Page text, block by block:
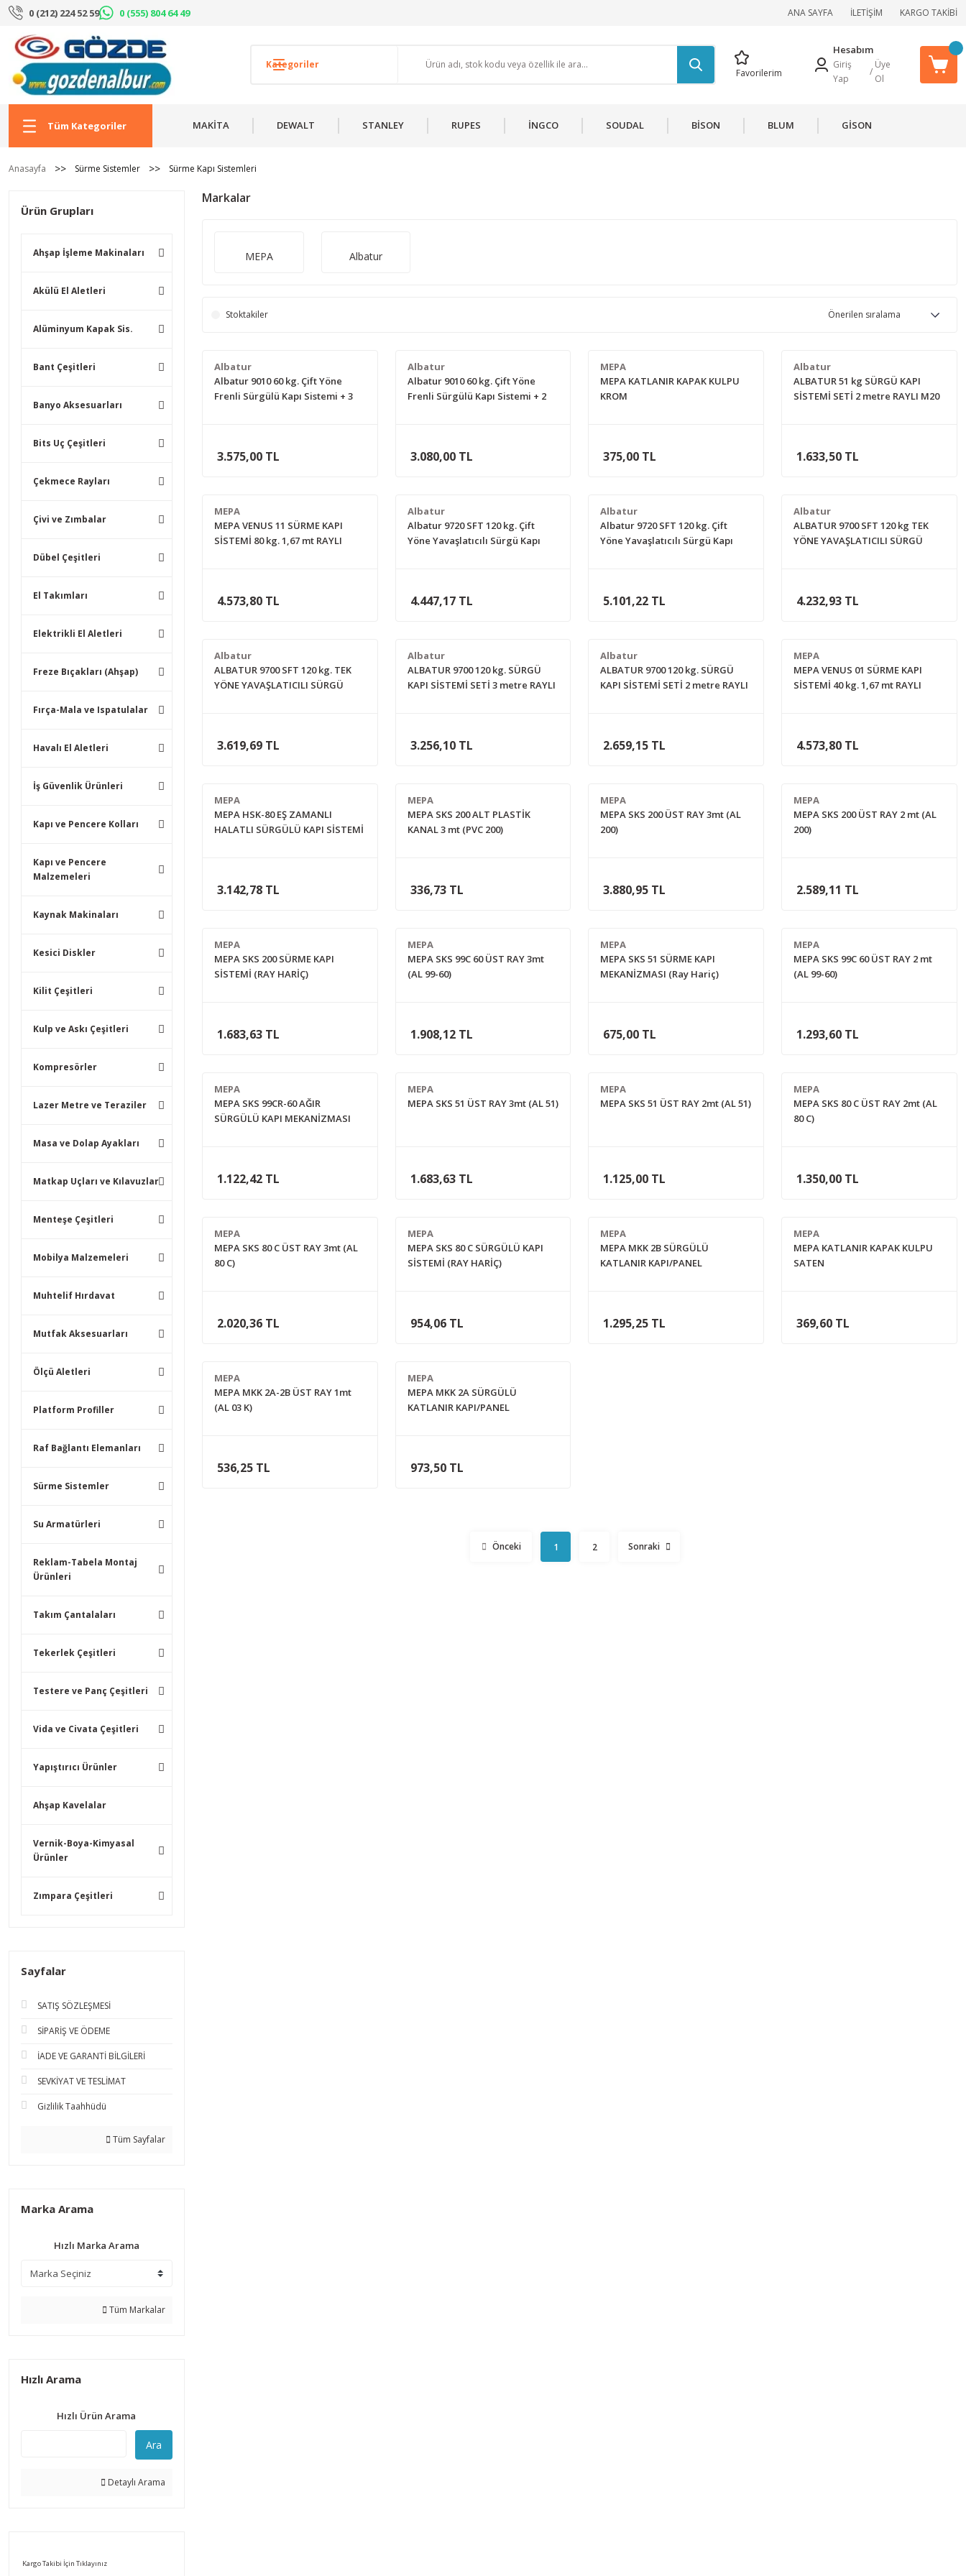
0 (212) 224 52 59 0 (555) 804 64 49 ANA SAYFA İLETİŞİM KARGO TAKİBİ
Favorilerim
Hesabım
Giriş
Yap
/
Üye
Ol
Tüm Kategoriler MAKİTA DEWALT STANLEY RUPES İNGCO SOUDAL BİSON BLUM GİSON
Anasayfa Sürme Sistemler Sürme Kapı Sistemleri
Ürün Grupları
Ahşap İşleme Makinaları
Akülü El Aletleri
Alüminyum Kapak Sis.
Bant Çeşitleri
Banyo Aksesuarları
Bits Uç Çeşitleri
Çekmece Rayları
Çivi ve Zımbalar
Dübel Çeşitleri
El Takımları
Elektrikli El Aletleri
Freze Bıçakları (Ahşap)
Fırça-Mala ve Ispatulalar
Havalı El Aletleri
İş Güvenlik Ürünleri
Kapı ve Pencere Kolları
Kapı ve Pencere
Malzemeleri
Kaynak Makinaları
Kesici Diskler
Kilit Çeşitleri
Kulp ve Askı Çeşitleri
Kompresörler
Lazer Metre ve Teraziler
Masa ve Dolap Ayakları
Matkap Uçları ve Kılavuzlar
Menteşe Çeşitleri
Mobilya Malzemeleri
Muhtelif Hırdavat
Mutfak Aksesuarları
Ölçü Aletleri
Platform Profiller
Raf Bağlantı Elemanları
Sürme Sistemler
Su Armatürleri
Reklam-Tabela Montaj
Ürünleri
Takım Çantalaları
Tekerlek Çeşitleri
Testere ve Panç Çeşitleri
Vida ve Civata Çeşitleri
Yapıştırıcı Ürünler
Ahşap Kavelalar
Vernik-Boya-Kimyasal
Ürünler
Zımpara Çeşitleri
Sayfalar
SATIŞ SÖZLEŞMESİ
SİPARİŞ VE ÖDEME
İADE VE GARANTİ BİLGİLERİ
SEVKİYAT VE TESLİMAT
Gizlilik Taahhüdü
Tüm Sayfalar
Marka Arama
Hızlı Marka Arama
Tüm Markalar
Hızlı Arama
Hızlı Ürün Arama
Ara
Detaylı Arama
Kargo Takibi İçin Tıklayınız
Markalar
MEPA Albatur
Stoktakiler
Albatur
Albatur 9010 60 kg. Çift Yöne
Frenli Sürgülü Kapı Sistemi + 3
3.575,00 TL
Albatur
Albatur 9010 60 kg. Çift Yöne
Frenli Sürgülü Kapı Sistemi + 2
3.080,00 TL
MEPA
MEPA KATLANIR KAPAK KULPU
KROM
375,00 TL
Albatur
ALBATUR 51 kg SÜRGÜ KAPI
SİSTEMİ SETİ 2 metre RAYLI M20
1.633,50 TL
MEPA
MEPA VENUS 11 SÜRME KAPI
SİSTEMİ 80 kg. 1,67 mt RAYLI
4.573,80 TL
Albatur
Albatur 9720 SFT 120 kg. Çift
Yöne Yavaşlatıcılı Sürgü Kapı
4.447,17 TL
Albatur
Albatur 9720 SFT 120 kg. Çift
Yöne Yavaşlatıcılı Sürgü Kapı
5.101,22 TL
Albatur
ALBATUR 9700 SFT 120 kg TEK
YÖNE YAVAŞLATICILI SÜRGÜ
4.232,93 TL
Albatur
ALBATUR 9700 SFT 120 kg. TEK
YÖNE YAVAŞLATICILI SÜRGÜ
3.619,69 TL
Albatur
ALBATUR 9700 120 kg. SÜRGÜ
KAPI SİSTEMİ SETİ 3 metre RAYLI
3.256,10 TL
Albatur
ALBATUR 9700 120 kg. SÜRGÜ
KAPI SİSTEMİ SETİ 2 metre RAYLI
2.659,15 TL
MEPA
MEPA VENUS 01 SÜRME KAPI
SİSTEMİ 40 kg. 1,67 mt RAYLI
4.573,80 TL
MEPA
MEPA HSK-80 EŞ ZAMANLI
HALATLI SÜRGÜLÜ KAPI SİSTEMİ
3.142,78 TL
MEPA
MEPA SKS 200 ALT PLASTİK
KANAL 3 mt (PVC 200)
336,73 TL
MEPA
MEPA SKS 200 ÜST RAY 3mt (AL
200)
3.880,95 TL
MEPA
MEPA SKS 200 ÜST RAY 2 mt (AL
200)
2.589,11 TL
MEPA
MEPA SKS 200 SÜRME KAPI
SİSTEMİ (RAY HARİÇ)
1.683,63 TL
MEPA
MEPA SKS 99C 60 ÜST RAY 3mt
(AL 99-60)
1.908,12 TL
MEPA
MEPA SKS 51 SÜRME KAPI
MEKANİZMASI (Ray Hariç)
675,00 TL
MEPA
MEPA SKS 99C 60 ÜST RAY 2 mt
(AL 99-60)
1.293,60 TL
MEPA
MEPA SKS 99CR-60 AĞIR
SÜRGÜLÜ KAPI MEKANİZMASI
1.122,42 TL
MEPA
MEPA SKS 51 ÜST RAY 3mt (AL 51)
1.683,63 TL
MEPA
MEPA SKS 51 ÜST RAY 2mt (AL 51)
1.125,00 TL
MEPA
MEPA SKS 80 C ÜST RAY 2mt (AL
80 C)
1.350,00 TL
MEPA
MEPA SKS 80 C ÜST RAY 3mt (AL
80 C)
2.020,36 TL
MEPA
MEPA SKS 80 C SÜRGÜLÜ KAPI
SİSTEMİ (RAY HARİÇ)
954,06 TL
MEPA
MEPA MKK 2B SÜRGÜLÜ
KATLANIR KAPI/PANEL
1.295,25 TL
MEPA
MEPA KATLANIR KAPAK KULPU
SATEN
369,60 TL
MEPA
MEPA MKK 2A-2B ÜST RAY 1mt
(AL 03 K)
536,25 TL
MEPA
MEPA MKK 2A SÜRGÜLÜ
KATLANIR KAPI/PANEL
973,50 TL
1 2